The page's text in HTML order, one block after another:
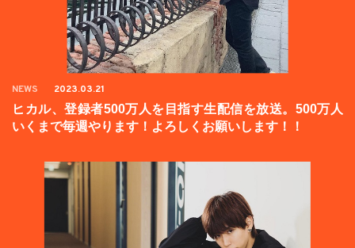
NEWS 2023.03.21
ヒカル、登録者500万人を目指す生配信を放送。500万人
いくまで毎週やります！よろしくお願いします！！